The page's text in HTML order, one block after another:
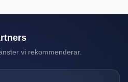
vi rekommenderar.